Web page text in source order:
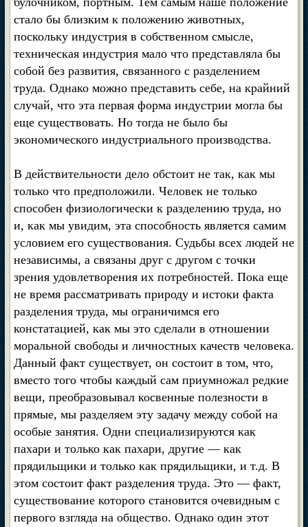
стало бы близким к положению животных,
поскольку индустрия в собственном смысле,
техническая индустрия мало что представляла бы
собой без развития, связанного с разделением
труда. Однако можно представить себе, на крайний
случай, что эта первая форма индустрии могла бы
еще существовать. Но тогда не было бы
экономического индустриального производства.
В действительности дело обстоит не так, как мы
только что предположили. Человек не только
способен физиологически к разделению труда, но
и, как мы увидим, эта способность является самим
условием его существования. Судьбы всех людей не
независимы, а связаны друг с другом с точки
зрения удовлетворения их потребностей. Пока еще
не время рассматривать природу и истоки факта
разделения труда, мы ограничимся его
констатацией, как мы это сделали в отношении
моральной свободы и личностных качеств человека.
Данный факт существует, он состоит в том, что,
вместо того чтобы каждый сам приумножал редкие
вещи, преобразовывал косвенные полезности в
прямые, мы разделяем эту задачу между собой на
особые занятия. Одни специализируются как
пахари и только как пахари, другие — как
прядильщики и только как прядильщики, и т.д. В
этом состоит факт разделения труда. Это — факт,
существование которого становится очевидным с
первого взгляда на общество. Однако один этот